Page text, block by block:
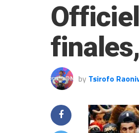
by Tsirofo